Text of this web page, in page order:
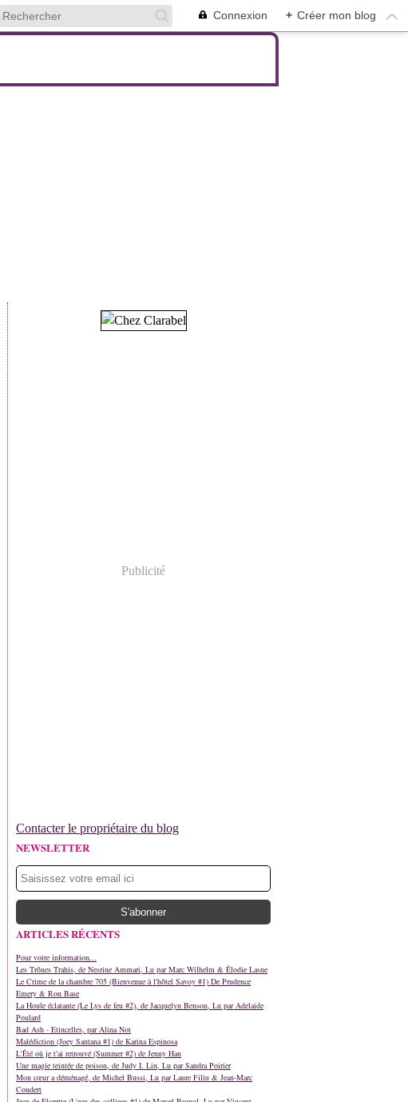
Connexion + Créer mon blog
Publicité
Contacter le propriétaire du blog
NEWSLETTER
ARTICLES RÉCENTS
Pour votre information...
Les Trônes Trahis, de Nesrine Ammari, Lu par Marc Wilhelm & Élodie Lasne
Le Crime de la chambre 705 (Bienvenue à l'hôtel Savoy #1) De Prudence
Emery & Ron Base
La Houle éclatante (Le Lys de feu #2), de Jacquelyn Benson, Lu par Adelaide
Poulard
Bad Ash - Etincelles, par Alina Not
Malédiction (Joey Santana #1) de Karina Espinosa
L'Été où je t'ai retrouvé (Summer #2) de Jenny Han
Une magie teintée de poison, de Judy I. Lin, Lu par Sandra Poirier
Mon cœur a déménagé, de Michel Bussi, Lu par Laure Filiu & Jean-Marc
Coudert